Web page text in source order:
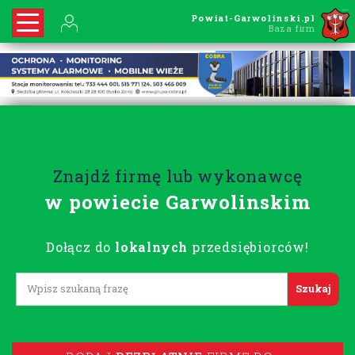
Powiat-Garwolinski.pl
Baza firm
Znajdź firmę lub wykonawcę
w powiecie Garwolinskim
Dołącz do lokalnych przedsiębiorców!
Lorem ipsum